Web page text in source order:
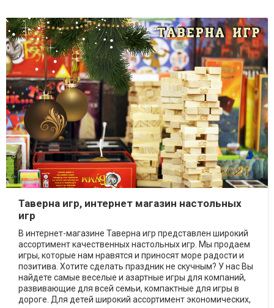
Таверна игр, интернет магазин настольных
игр
В интернет-магазине Таверна игр представлен широкий
ассортимент качественных настольных игр. Мы продаем
игры, которые нам нравятся и приносят море радости и
позитива. Хотите сделать праздник не скучным? У нас Вы
найдете самые веселые и азартные игры для компаний,
развивающие для всей семьи, компактные для игры в
дороге. Для детей широкий ассортимент экономических,